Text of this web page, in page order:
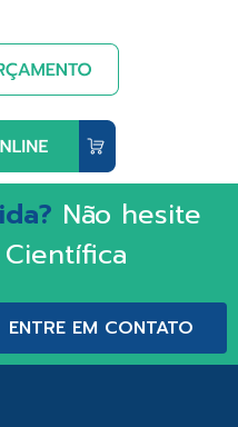
Não hesite
ENTRE EM CONTATO